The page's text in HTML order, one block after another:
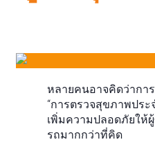
หลายคนอาจคิดว่าการ
“การตรวจสุขภาพปร
เพิ่มความปลอดภัยให้
รถมากกว่าที่คิด